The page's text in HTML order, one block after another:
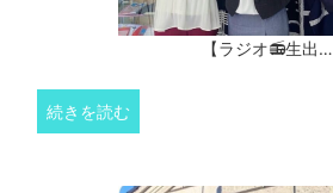
【ラジオ📻生出…
続きを読む